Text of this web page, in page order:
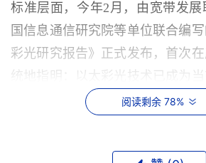
标准层面，今年2月，由宽带发
国信息通信研究院等单位联合编
彩光研究报告》正式发布，首次
区网络建设的重要技术发展趋势
阅读剩余 78%